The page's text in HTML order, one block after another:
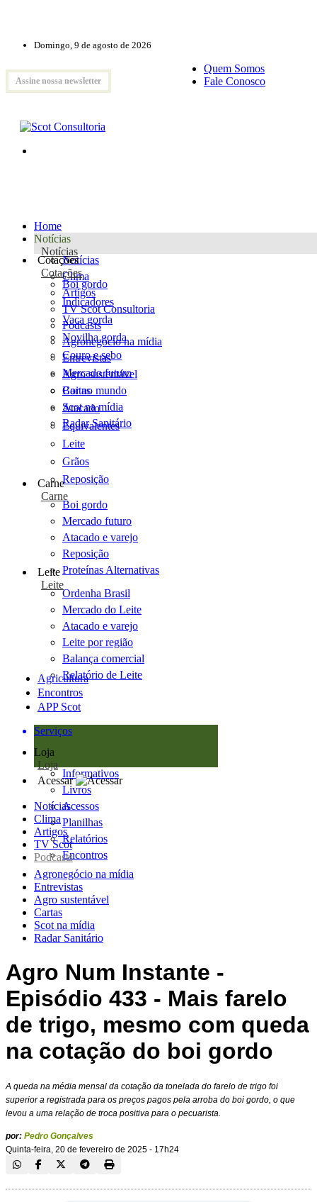
Domingo, 9 de agosto de 2026
Assine nossa newsletter
Quem Somos
Fale Conosco
Home
Notícias
Notícias
Notícias
Clima
Artigos
TV Scot Consultoria
Podcasts
Agronegócio na mídia
Entrevistas
Agro sustentável
Cartas
Scot na mídia
Radar Sanitário
Cotações
Cotações
Boi gordo
Indicadores
Vaca gorda
Novilha gorda
Couro e sebo
Mercado futuro
Boi no mundo
Atacado
Equivalentes
Leite
Grãos
Reposição
Carne
Carne
Boi gordo
Mercado futuro
Atacado e varejo
Reposição
Proteínas Alternativas
Leite
Leite
Ordenha Brasil
Mercado do Leite
Atacado e varejo
Leite por região
Balança comercial
Relatório de Leite
Agricultura
Encontros
APP Scot
Serviços
Loja
Loja
Informativos
Livros
Acessos
Planilhas
Relatórios
Encontros
Acessar
Notícias
Clima
Artigos
TV Scot
Podcasts
Agronegócio na mídia
Entrevistas
Agro sustentável
Cartas
Scot na mídia
Radar Sanitário
Agro Num Instante -
Episódio 433 - Mais farelo
de trigo, mesmo com queda
na cotação do boi gordo
A queda na média mensal da cotação da tonelada do farelo de trigo foi
superior a registrada para os preços pagos pela arroba do boi gordo, o que
levou a uma relação de troca positiva para o pecuarista.
por: Pedro Gonçalves
Quinta-feira, 20 de fevereiro de 2025 - 17h24